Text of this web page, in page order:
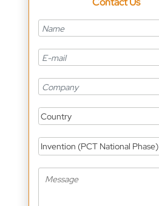
Country
Invention (PCT National Phase)